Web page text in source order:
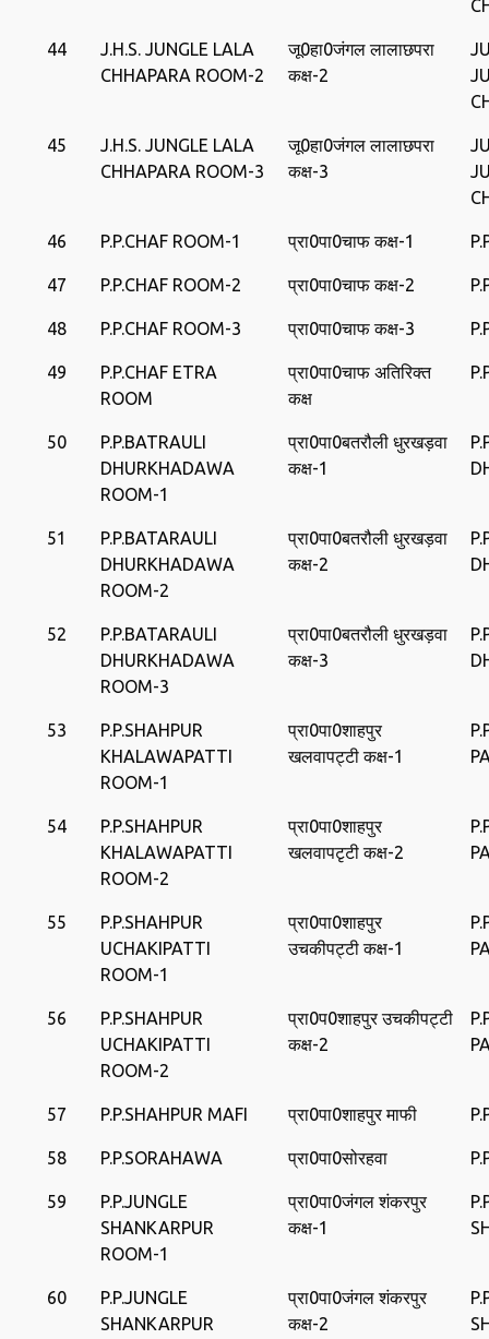
44
J.H.S. JUNGLE LALA
CHHAPARA ROOM-2
जू0हा0जंगल लालाछपरा
कक्ष-2
45
J.H.S. JUNGLE LALA
CHHAPARA ROOM-3
जू0हा0जंगल लालाछपरा
कक्ष-3
46 P.P.CHAF ROOM-1 प्रा0पा0चाफ कक्ष-1
47 P.P.CHAF ROOM-2 प्रा0पा0चाफ कक्ष-2
48 P.P.CHAF ROOM-3 प्रा0पा0चाफ कक्ष-3
49
P.P.CHAF ETRA
ROOM
प्रा0पा0चाफ अतिरिक्‍त
कक्ष
50
P.P.BATRAULI
DHURKHADAWA
ROOM-1
प्रा0पा0बतरौली धुरखड़वा
कक्ष-1
51
P.P.BATARAULI
DHURKHADAWA
ROOM-2
प्रा0पा0बतरौली धुरखड़वा
कक्ष-2
52
P.P.BATARAULI
DHURKHADAWA
ROOM-3
प्रा0पा0बतरौली धुरखड़वा
कक्ष-3
53
P.P.SHAHPUR
KHALAWAPATTI
ROOM-1
प्रा0पा0शाहपुर
खलवापट्टी कक्ष-1
54
P.P.SHAHPUR
KHALAWAPATTI
ROOM-2
प्रा0पा0शाहपुर
खलवापटृटी कक्ष-2
55
P.P.SHAHPUR
UCHAKIPATTI
ROOM-1
प्रा0पा0शाहपुर
उचकीपट्टी कक्ष-1
56
P.P.SHAHPUR
UCHAKIPATTI
ROOM-2
प्रा0प0शाहपुर उचकीपट्टी
कक्ष-2
57 P.P.SHAHPUR MAFI प्रा0पा0शाहपुर माफी
58 P.P.SORAHAWA प्रा0पा0सोरहवा
59
P.P.JUNGLE
SHANKARPUR
ROOM-1
प्रा0पा0जंगल शंकरपुर
कक्ष-1
60
P.P.JUNGLE
SHANKARPUR
प्रा0पा0जंगल शंकरपुर
कक्ष-2